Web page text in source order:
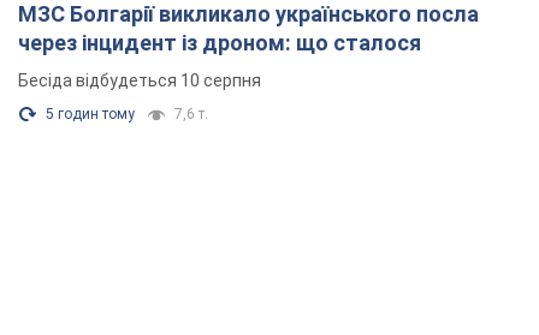
МЗС Болгарії викликало українського посла
через інцидент із дроном: що сталося
Бесіда відбудеться 10 серпня
5 годин тому 7,6 т.